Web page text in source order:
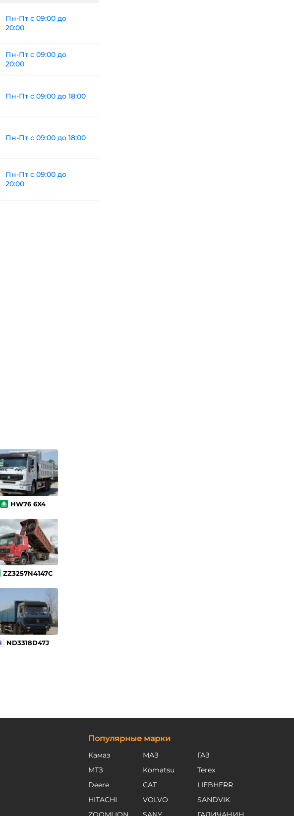
Пн-Пт с 09:00 до
20:00
Пн-Пт с 09:00 до
20:00
Пн-Пт с 09:00 до 18:00
Пн-Пт с 09:00 до 18:00
Пн-Пт с 09:00 до
20:00
HW76 6X4
ZZ3257N4147C
ND3318D47J
Популярные марки
Камаз МАЗ
ГАЗ
МТЗ
Komatsu
Terex
Deere
CAT
LIEBHERR
HITACHI
VOLVO
SANDVIK